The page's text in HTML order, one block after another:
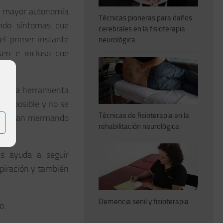
autonomía
síntomas que
primer instante
e incluso que
herramienta
posible y no se
van mermando
ayuda a seguir
y también
Técnicas pioneras para daños
cerebrales en la fisioterapia
neurológica
Técnicas de fisioterapia en la
rehabilitación neurológica
Demencia senil y fisioterapia